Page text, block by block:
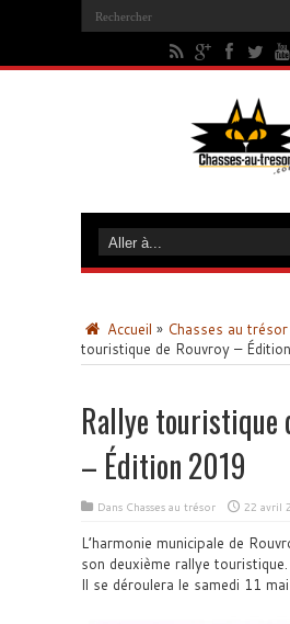
Accueil » Chasses au trésor
touristique de Rouvroy –
Rallye touristique
– Édition 2019
Dans Chasses au trésor 22 avril
L’harmonie municipale de
son deuxième rallye touristique.
Il se déroulera le samedi 11